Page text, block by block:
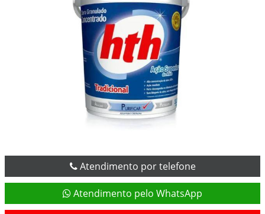
Atendimento por telefone
Atendimento pelo WhatsApp